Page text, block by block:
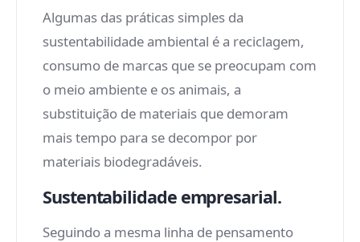
Algumas das práticas simples da
sustentabilidade ambiental é a reciclagem,
consumo de marcas que se preocupam com
o meio ambiente e os animais, a
substituição de materiais que demoram
mais tempo para se decompor por
materiais biodegradáveis.
Sustentabilidade empresarial.
Seguindo a mesma linha de pensamento